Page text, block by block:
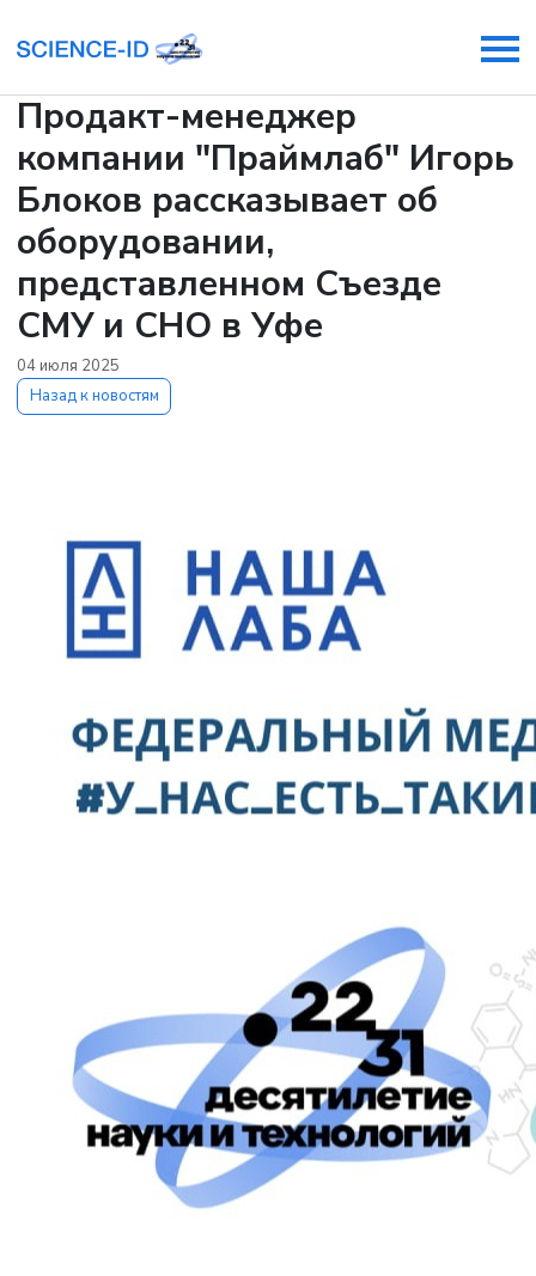
Продакт-менеджер
компании "Праймлаб" Игорь
Блоков рассказывает об
оборудовании,
представленном Съезде
СМУ и СНО в Уфе
04 июля 2025
Назад к новостям